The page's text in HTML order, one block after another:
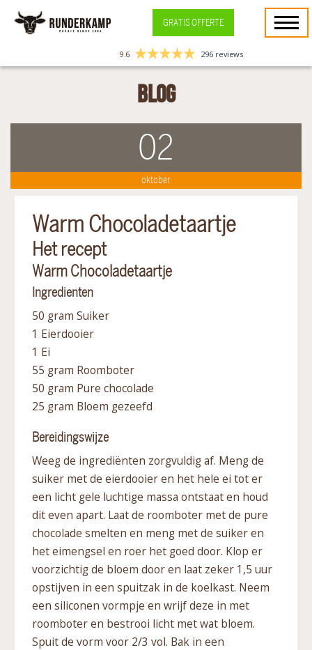
GRATIS OFFERTE
9.6 296 reviews
Blog
02
oktober
Warm Chocoladetaartje
Het recept
Warm Chocoladetaartje
Ingredienten
50 gram Suiker
1 Eierdooier
1 Ei
55 gram Roomboter
50 gram Pure chocolade
25 gram Bloem gezeefd
Bereidingswijze
Weeg de ingrediënten zorgvuldig af. Meng de
suiker met de eierdooier en het hele ei tot er
een licht gele luchtige massa ontstaat en houd
dit even apart. Laat de roomboter met de pure
chocolade smelten en meng met de suiker en
het eimengsel en roer het goed door. Klop er
voorzichtig de bloem door en laat zeker 1,5 uur
opstijven in een spuitzak in de koelkast. Neem
een siliconen vormpje en wrijf deze in met
roomboter en bestrooi licht met wat bloem.
Spuit de vorm voor 2/3 vol. Bak in een